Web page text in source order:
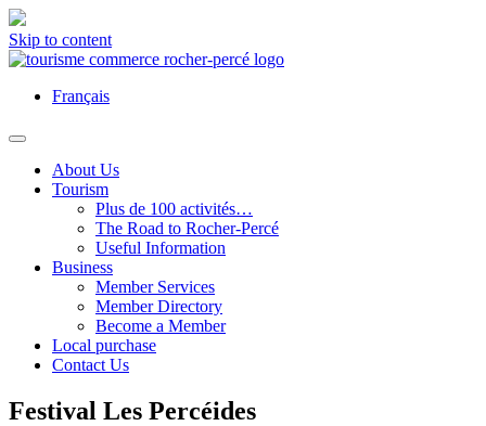
Skip to content
Français
About Us
Tourism
Plus de 100 activités…
The Road to Rocher-Percé
Useful Information
Business
Member Services
Member Directory
Become a Member
Local purchase
Contact Us
Festival Les Percéides